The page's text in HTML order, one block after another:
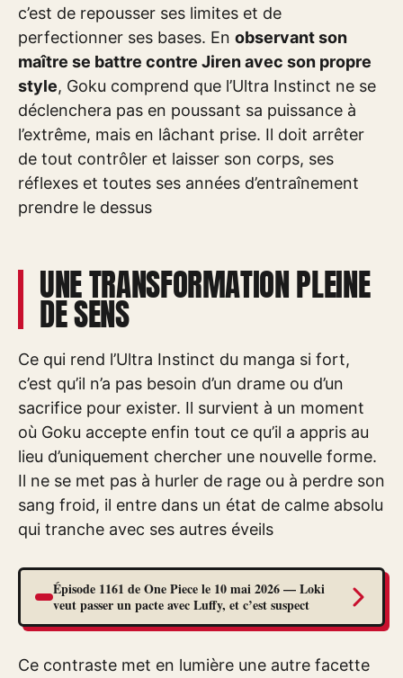
c’est de repousser ses limites et de
perfectionner ses bases. En observant son
maître se battre contre Jiren avec son propre
style, Goku comprend que l’Ultra Instinct ne se
déclenchera pas en poussant sa puissance à
l’extrême, mais en lâchant prise. Il doit arrêter
de tout contrôler et laisser son corps, ses
réflexes et toutes ses années d’entraînement
prendre le dessus
UNE TRANSFORMATION PLEINE
DE SENS
Ce qui rend l’Ultra Instinct du manga si fort,
c’est qu’il n’a pas besoin d’un drame ou d’un
sacrifice pour exister. Il survient à un moment
où Goku accepte enfin tout ce qu’il a appris au
lieu d’uniquement chercher une nouvelle forme.
Il ne se met pas à hurler de rage ou à perdre son
sang froid, il entre dans un état de calme absolu
qui tranche avec ses autres éveils
Épisode 1161 de One Piece le 10 mai 2026 — Loki
veut passer un pacte avec Luffy, et c’est suspect
Ce contraste met en lumière une autre facette